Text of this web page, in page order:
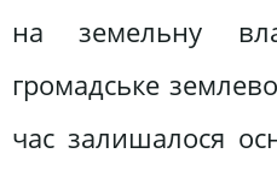
на земельну
громадське
час залишалося